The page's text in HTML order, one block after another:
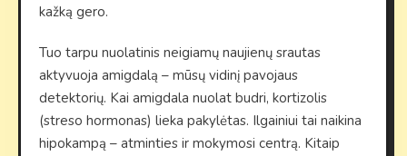
kažką gero.
Tuo tarpu nuolatinis neigiamų naujienų srautas
aktyvuoja amigdalą – mūsų vidinį pavojaus
detektorių. Kai amigdala nuolat budri, kortizolis
(streso hormonas) lieka pakylėtas. Ilgainiui tai naikina
hipokampą – atminties ir mokymosi centrą. Kitaip